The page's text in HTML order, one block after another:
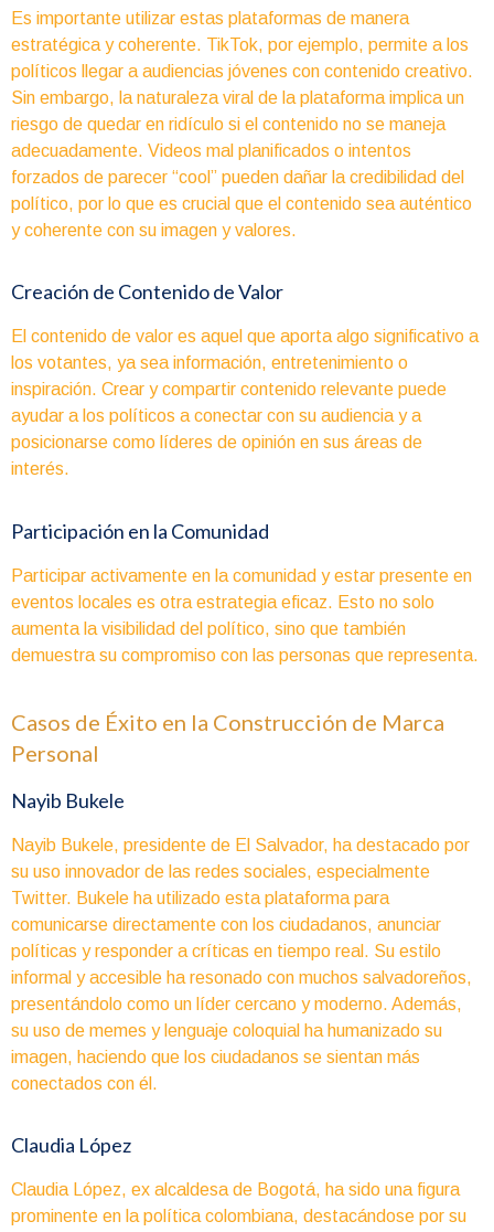
Es importante utilizar estas plataformas de manera
estratégica y coherente. TikTok, por ejemplo, permite a los
políticos llegar a audiencias jóvenes con contenido creativo.
Sin embargo, la naturaleza viral de la plataforma implica un
riesgo de quedar en ridículo si el contenido no se maneja
adecuadamente. Videos mal planificados o intentos
forzados de parecer “cool” pueden dañar la credibilidad del
político, por lo que es crucial que el contenido sea auténtico
y coherente con su imagen y valores.
Creación de Contenido de Valor
El contenido de valor es aquel que aporta algo significativo a
los votantes, ya sea información, entretenimiento o
inspiración. Crear y compartir contenido relevante puede
ayudar a los políticos a conectar con su audiencia y a
posicionarse como líderes de opinión en sus áreas de
interés.
Participación en la Comunidad
Participar activamente en la comunidad y estar presente en
eventos locales es otra estrategia eficaz. Esto no solo
aumenta la visibilidad del político, sino que también
demuestra su compromiso con las personas que representa.
Casos de Éxito en la Construcción de Marca
Personal
Nayib Bukele
Nayib Bukele, presidente de El Salvador, ha destacado por
su uso innovador de las redes sociales, especialmente
Twitter. Bukele ha utilizado esta plataforma para
comunicarse directamente con los ciudadanos, anunciar
políticas y responder a críticas en tiempo real. Su estilo
informal y accesible ha resonado con muchos salvadoreños,
presentándolo como un líder cercano y moderno. Además,
su uso de memes y lenguaje coloquial ha humanizado su
imagen, haciendo que los ciudadanos se sientan más
conectados con él.
Claudia López
Claudia López, ex alcaldesa de Bogotá, ha sido una figura
prominente en la política colombiana, destacándose por su